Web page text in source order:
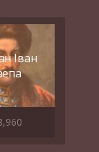
Іван